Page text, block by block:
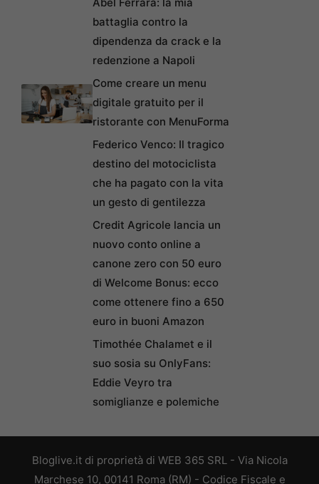
battaglia contro la
dipendenza da crack e la
redenzione a Napoli
Come creare un menu
digitale gratuito per il
ristorante con MenuForma
Federico Venco: Il tragico
destino del motociclista
che ha pagato con la vita
un gesto di gentilezza
Credit Agricole lancia un
nuovo conto online a
canone zero con 50 euro
di Welcome Bonus: ecco
come ottenere fino a 650
euro in buoni Amazon
Timothée Chalamet e il
suo sosia su OnlyFans:
Eddie Veyro tra
somiglianze e polemiche
Bloglive.it di proprietà di WEB 365 SRL - Via Nicola
Marchese 10, 00141 Roma (RM) - Codice Fiscale e